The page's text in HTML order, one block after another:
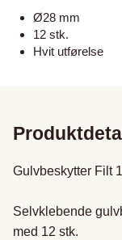
Ø28 mm
12 stk.
Hvit utførelse
Gulvbeskytter Filt
Selvklebende
med 12 stk.